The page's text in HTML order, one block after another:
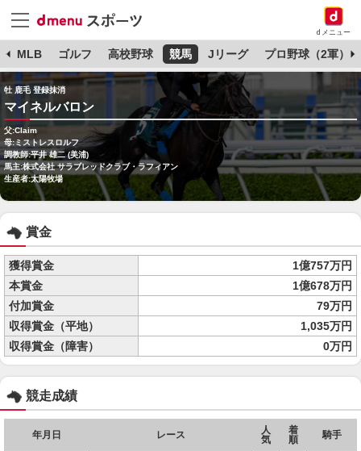
dメニュー
MLB ゴルフ 高校野球 競馬 Jリーグ プロ野球（2軍）
牡 鹿毛 登録抹消
マイネルバロン
父:Claim
母:ミストレスロルフ
調教師:平井 雄二 (美浦)
馬主:株式会社 サラブレッドクラブ・ラフィアン
生産者:太陽牧場
賞金
獲得賞金
1億757万円
本賞金
1億678万円
付加賞金
79万円
収得賞金（平地）
1,035万円
収得賞金（障害）
0万円
競走成績
年月日 レース
人
気
着
順
騎手